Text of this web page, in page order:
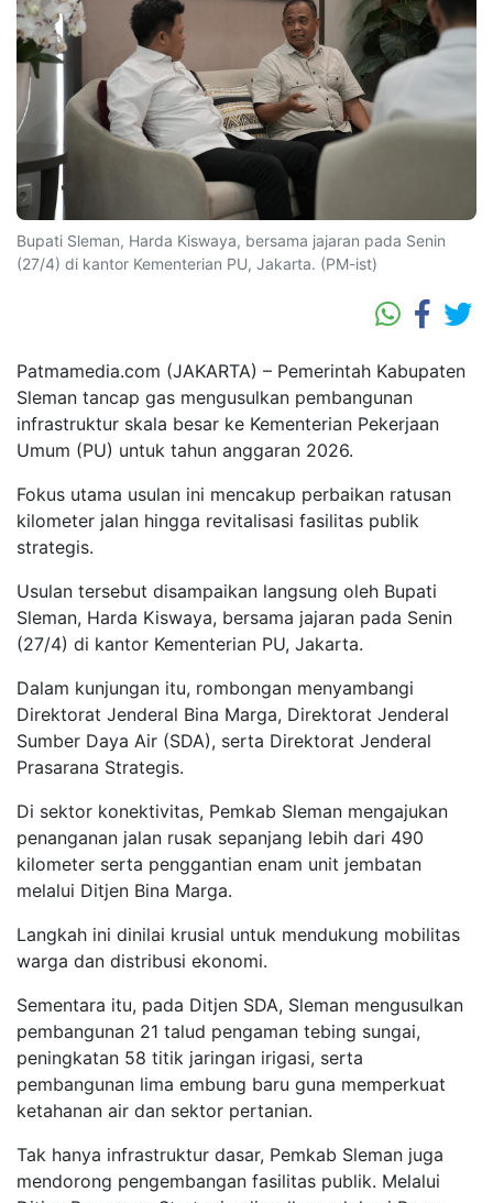
Bupati Sleman, Harda Kiswaya, bersama jajaran pada Senin
(27/4) di kantor Kementerian PU, Jakarta. (PM-ist)
Patmamedia.com (JAKARTA) – Pemerintah Kabupaten
Sleman tancap gas mengusulkan pembangunan
infrastruktur skala besar ke Kementerian Pekerjaan
Umum (PU) untuk tahun anggaran 2026.
Fokus utama usulan ini mencakup perbaikan ratusan
kilometer jalan hingga revitalisasi fasilitas publik
strategis.
Usulan tersebut disampaikan langsung oleh Bupati
Sleman, Harda Kiswaya, bersama jajaran pada Senin
(27/4) di kantor Kementerian PU, Jakarta.
Dalam kunjungan itu, rombongan menyambangi
Direktorat Jenderal Bina Marga, Direktorat Jenderal
Sumber Daya Air (SDA), serta Direktorat Jenderal
Prasarana Strategis.
Di sektor konektivitas, Pemkab Sleman mengajukan
penanganan jalan rusak sepanjang lebih dari 490
kilometer serta penggantian enam unit jembatan
melalui Ditjen Bina Marga.
Langkah ini dinilai krusial untuk mendukung mobilitas
warga dan distribusi ekonomi.
Sementara itu, pada Ditjen SDA, Sleman mengusulkan
pembangunan 21 talud pengaman tebing sungai,
peningkatan 58 titik jaringan irigasi, serta
pembangunan lima embung baru guna memperkuat
ketahanan air dan sektor pertanian.
Tak hanya infrastruktur dasar, Pemkab Sleman juga
mendorong pengembangan fasilitas publik. Melalui